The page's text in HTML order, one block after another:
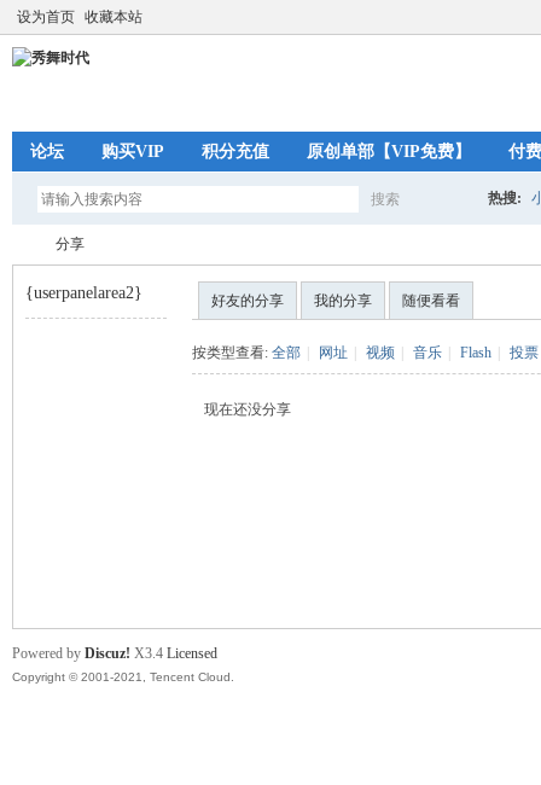
设为首页 收藏本站
论坛 购买VIP 积分充值 原创单部【VIP免费】 付
搜索 热搜:
分享
{userpanelarea2} 好友的分享 我的分享 随便看看
按类型查看: 全部 网址 视频 音乐 Flash 投票
现在还没分享
Powered by Discuz! X3.4 Licensed
Copyright © 2001-2021, Tencent Cloud.